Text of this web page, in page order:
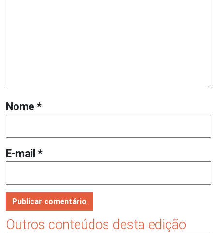
Nome *
E-mail *
Outros conteúdos desta edição